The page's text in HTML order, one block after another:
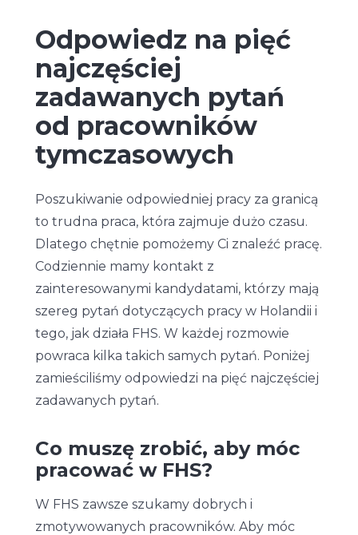
Odpowiedz na pięć
najczęściej
zadawanych pytań
od pracowników
tymczasowych
Poszukiwanie odpowiedniej pracy za granicą
to trudna praca, która zajmuje dużo czasu.
Dlatego chętnie pomożemy Ci znaleźć pracę.
Codziennie mamy kontakt z
zainteresowanymi kandydatami, którzy mają
szereg pytań dotyczących pracy w Holandii i
tego, jak działa FHS. W każdej rozmowie
powraca kilka takich samych pytań. Poniżej
zamieściliśmy odpowiedzi na pięć najczęściej
zadawanych pytań.
Co muszę zrobić, aby móc
pracować w FHS?
W FHS zawsze szukamy dobrych i
zmotywowanych pracowników. Aby móc